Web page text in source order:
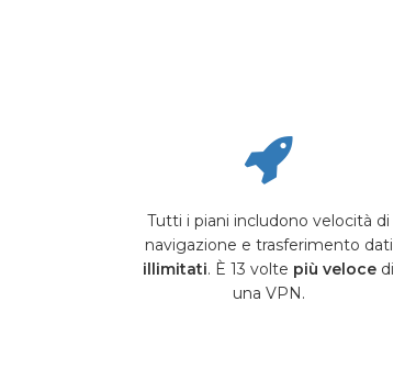
Tutti i piani includono velocità di
navigazione e trasferimento dati
illimitati. È 13 volte più veloce di
una VPN.